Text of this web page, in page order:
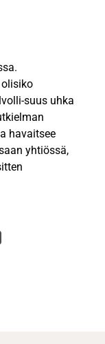
suus uhka
havaitsee
yhtiössä,
osan aineisto
sivustolle.
jonka tulosten